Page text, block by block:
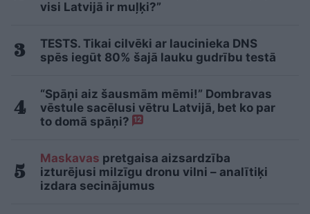
visi Latvijā ir muļķi?”
TESTS. Tikai cilvēki ar laucinieka DNS
spēs iegūt 80% šajā lauku gudrību testā
“Spāņi aiz šausmām mēmi!” Dombravas
vēstule sacēlusi vētru Latvijā, bet ko par
to domā spāņi? 12
Maskavas pretgaisa aizsardzība
izturējusi milzīgu dronu vilni – analītiķi
izdara secinājumus